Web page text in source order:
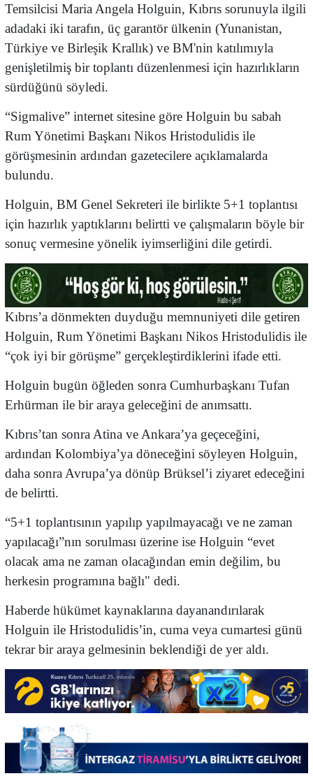
Temsilcisi Maria Angela Holguin, Kıbrıs sorunuyla ilgili
adadaki iki tarafın, üç garantör ülkenin (Yunanistan,
Türkiye ve Birleşik Krallık) ve BM'nin katılımıyla
genişletilmiş bir toplantı düzenlenmesi için hazırlıkların
sürdüğünü söyledi.
“Sigmalive” internet sitesine göre Holguin bu sabah
Rum Yönetimi Başkanı Nikos Hristodulidis ile
görüşmesinin ardından gazetecilere açıklamalarda
bulundu.
Holguin, BM Genel Sekreteri ile birlikte 5+1 toplantısı
için hazırlık yaptıklarını belirtti ve çalışmaların böyle bir
sonuç vermesine yönelik iyimserliğini dile getirdi.
Kıbrıs’a dönmekten duyduğu memnuniyeti dile getiren
Holguin, Rum Yönetimi Başkanı Nikos Hristodulidis ile
“çok iyi bir görüşme” gerçekleştirdiklerini ifade etti.
Holguin bugün öğleden sonra Cumhurbaşkanı Tufan
Erhürman ile bir araya geleceğini de anımsattı.
Kıbrıs’tan sonra Atina ve Ankara’ya geçeceğini,
ardından Kolombiya’ya döneceğini söyleyen Holguin,
daha sonra Avrupa’ya dönüp Brüksel’i ziyaret edeceğini
de belirtti.
“5+1 toplantısının yapılıp yapılmayacağı ve ne zaman
yapılacağı”nın sorulması üzerine ise Holguin “evet
olacak ama ne zaman olacağından emin değilim, bu
herkesin programına bağlı" dedi.
Haberde hükümet kaynaklarına dayanandırılarak
Holguin ile Hristodulidis’in, cuma veya cumartesi günü
tekrar bir araya gelmesinin beklendiği de yer aldı.